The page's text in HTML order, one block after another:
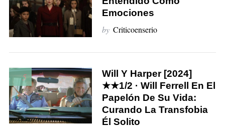
Emociones
by Criticoenserio
5
Will Y Harper [2024]
★★1/2 · Will Ferrell En El
Papelón De Su Vida:
Curando La Transfobia
Él Solito